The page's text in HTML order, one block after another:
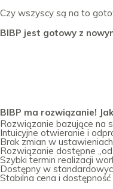
Czy wszyscy są na to
BIBP jest gotowy z
BIBP ma rozwiązanie!
Rozwiązanie bazujące na
Intuicyjne otwieranie i
Brak zmian w
Rozwiązanie dostępne „od
Szybki termin realizacji
Dostępny w
Stabilna cena i dostępność